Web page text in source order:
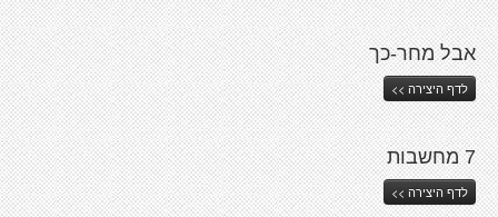
אבל מחר-כך
לדף היצירה >>
7 מחשבות
לדף היצירה >>